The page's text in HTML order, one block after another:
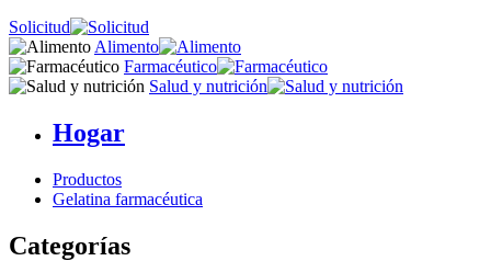
Solicitud
Alimento
Farmacéutico
Salud y nutrición
Hogar
Productos
Gelatina farmacéutica
Categorías